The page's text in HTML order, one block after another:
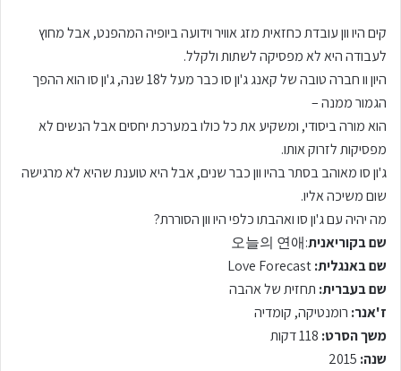
קים היו וון עובדת כחזאית מזג אוויר וידועה ביופיה המהפנט, אבל מחוץ
לעבודה היא לא מפסיקה לשתות ולקלל.
היון וו חברה טובה של קאנג ג'ון סו כבר מעל ל18 שנה, ג'ון סו הוא ההפך
הגמור ממנה –
הוא מורה ביסודי, ומשקיע את כל כולו במערכת יחסים אבל הנשים לא
מפסיקות לזרוק אותו.
ג'ון סו מאוהב בסתר בהיו וון כבר שנים, אבל היא טוענת שהיא לא מרגישה
שום משיכה אליו.
מה יהיה עם ג'ון סו ואהבתו כלפי היו וון הסוררת?
שם בקוריאנית:오늘의 연애
שם באנגלית:Love Forecast
שם בעברית: תחזית של אהבה
ז'אנר: רומנטיקה, קומדיה
משך הסרט:
שנה: